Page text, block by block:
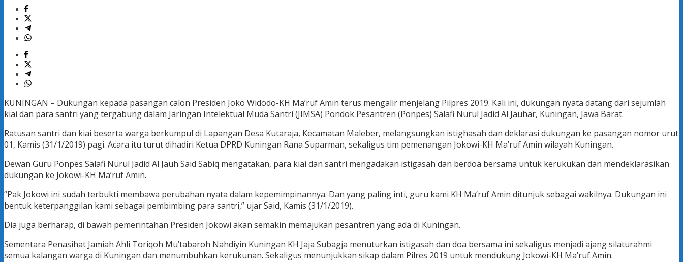
KUNINGAN – Dukungan kepada pasangan calon Presiden Joko Widodo-KH Ma’ruf Amin terus mengalir menjelang Pilpres 2019. Kali ini, dukungan nyata datang dari sejumlah
kiai dan para santri yang tergabung dalam Jaringan Intelektual Muda Santri (JIMSA) Pondok Pesantren (Ponpes) Salafi Nurul Jadid Al Jauhar, Kuningan, Jawa Barat.
Ratusan santri dan kiai beserta warga berkumpul di Lapangan Desa Kutaraja, Kecamatan Maleber, melangsungkan istighasah dan deklarasi dukungan ke pasangan nomor urut
01, Kamis (31/1/2019) pagi. Acara itu turut dihadiri Ketua DPRD Kuningan Rana Suparman, sekaligus tim pemenangan Jokowi-KH Ma’ruf Amin wilayah Kuningan.
Dewan Guru Ponpes Salafi Nurul Jadid Al Jauh Said Sabiq mengatakan, para kiai dan santri mengadakan istigasah dan berdoa bersama untuk kerukukan dan mendeklarasikan
dukungan ke Jokowi-KH Ma’ruf Amin.
“Pak Jokowi ini sudah terbukti membawa perubahan nyata dalam kepemimpinannya. Dan yang paling inti, guru kami KH Ma’ruf Amin ditunjuk sebagai wakilnya. Dukungan ini
bentuk keterpanggilan kami sebagai pembimbing para santri,” ujar Said, Kamis (31/1/2019).
Dia juga berharap, di bawah pemerintahan Presiden Jokowi akan semakin memajukan pesantren yang ada di Kuningan.
Sementara Penasihat Jamiah Ahli Toriqoh Mu’tabaroh Nahdiyin Kuningan KH Jaja Subagja menuturkan istigasah dan doa bersama ini sekaligus menjadi ajang silaturahmi
semua kalangan warga di Kuningan dan menumbuhkan kerukunan. Sekaligus menunjukkan sikap dalam Pilres 2019 untuk mendukung Jokowi-KH Ma’ruf Amin.